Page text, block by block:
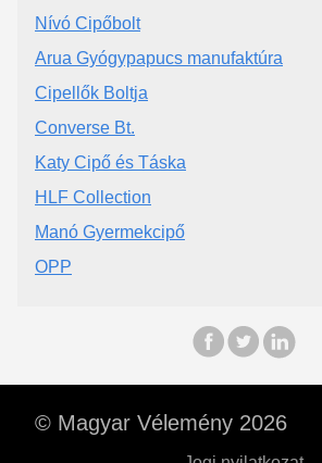
Nívó Cipőbolt
Arua Gyógypapucs manufaktúra
Cipellők Boltja
Converse Bt.
Katy Cipő és Táska
HLF Collection
Manó Gyermekcipő
OPP
© Magyar Vélemény 2026